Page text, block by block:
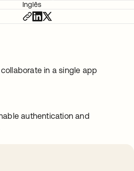
Inglês
in a single app
authentication and